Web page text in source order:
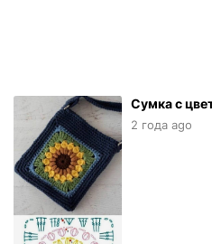
Сумка с
2 года ago